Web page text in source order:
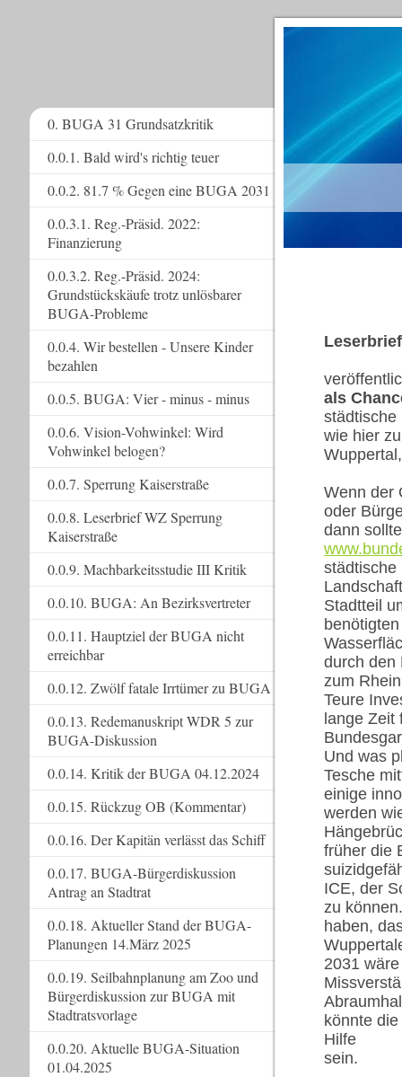
als
städtische
wie hier
Wenn der
oder
dann
städtische
Stadtteil
durch den
zum
Teure
lange
Und was
Tesche
einige
werden
früher die
ICE, der
zu
haben,
2031
könnte
Hilfe
sein.
0. BUGA 31 Grundsatzkritik
0.0.1. Bald wird's richtig teuer
0.0.2. 81.7 % Gegen eine BUGA 2031
0.0.3.1. Reg.-Präsid. 2022:
Finanzierung
0.0.3.2. Reg.-Präsid. 2024:
Grundstückskäufe trotz unlösbarer
BUGA-Probleme
0.0.4. Wir bestellen - Unsere Kinder
bezahlen
0.0.5. BUGA: Vier - minus - minus
0.0.6. Vision-Vohwinkel: Wird
Vohwinkel belogen?
0.0.7. Sperrung Kaiserstraße
0.0.8. Leserbrief WZ Sperrung
Kaiserstraße
0.0.9. Machbarkeitsstudie III Kritik
0.0.10. BUGA: An Bezirksvertreter
0.0.11. Hauptziel der BUGA nicht
erreichbar
0.0.12. Zwölf fatale Irrtümer zu BUGA
0.0.13. Redemanuskript WDR 5 zur
BUGA-Diskussion
0.0.14. Kritik der BUGA 04.12.2024
0.0.15. Rückzug OB (Kommentar)
0.0.16. Der Kapitän verlässt das Schiff
0.0.17. BUGA-Bürgerdiskussion
Antrag an Stadtrat
0.0.18. Aktueller Stand der BUGA-
Planungen 14.März 2025
0.0.19. Seilbahnplanung am Zoo und
Bürgerdiskussion zur BUGA mit
Stadtratsvorlage
0.0.20. Aktuelle BUGA-Situation
01.04.2025